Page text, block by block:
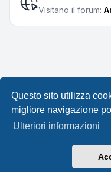
Questo sito utilizza
migliore navigazione
Ulteriori informazioni
Visitano il forum:
Creato daphpBB®
Leenoz.com
Condizioni|Tutti